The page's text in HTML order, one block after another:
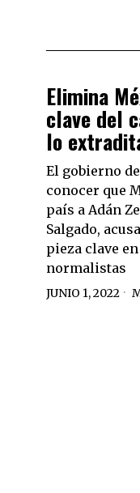
Elimina
clave del
lo
El gobierno
conocer que
país a Adán
Salgado,
pieza clave
normalistas
JUNIO 1, 2022